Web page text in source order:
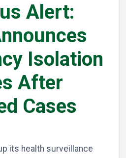
Alert:
Isolation
After
Cases
its health surveillance